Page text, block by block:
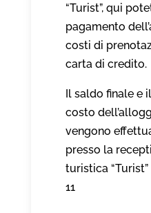
“Turist”, qui
pagamento
costi di
carta di credito.
Il saldo finale e
costo
vengono
presso la
turistica “Turist”
11